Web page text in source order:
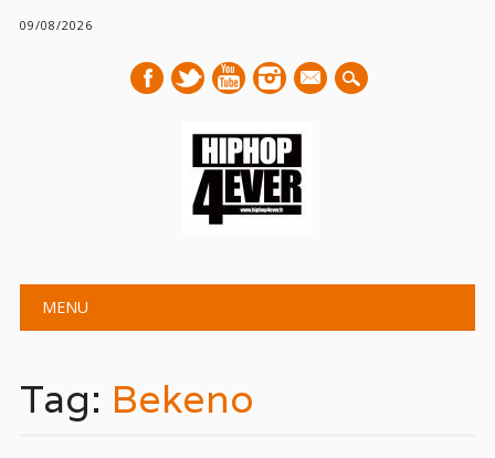
09/08/2026
mail
Main menu
MENU
Tag: Bekeno